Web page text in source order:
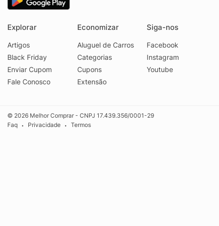
Explorar
Artigos
Black Friday
Enviar Cupom
Fale Conosco
Economizar
Aluguel de Carros
Categorias
Cupons
Extensão
Siga-nos
Facebook
Instagram
Youtube
© 2026 Melhor Comprar - CNPJ 17.439.356/0001-29
Faq
• Privacidade • Termos